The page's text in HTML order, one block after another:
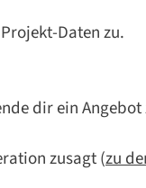
Daten zu.
dir ein Angebot
zusagt (zu